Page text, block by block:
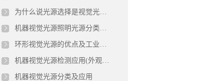
为什么说光源选择是视觉光源检测中重要一环
机器视觉光源照明光源分类及应用介绍
环形视觉光源的优点及工业检测应用
机器视觉光源检测应用(外观缺陷、压力计、字符检测)
机器视觉光源分类及应用